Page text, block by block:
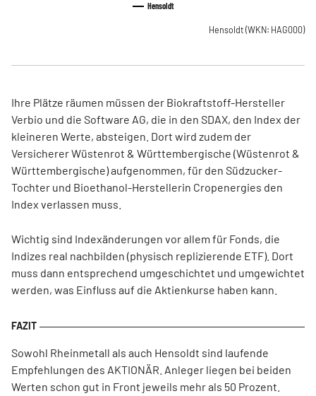
Hensoldt
Hensoldt (WKN: HAG000)
Ihre Plätze räumen müssen der Biokraftstoff-Hersteller
Verbio und die Software AG, die in den SDAX, den Index der
kleineren Werte, absteigen. Dort wird zudem der
Versicherer Wüstenrot & Württembergische (Wüstenrot &
Württembergische) aufgenommen, für den Südzucker-
Tochter und Bioethanol-Herstellerin Cropenergies den
Index verlassen muss.
Wichtig sind Indexänderungen vor allem für Fonds, die
Indizes real nachbilden (physisch replizierende ETF). Dort
muss dann entsprechend umgeschichtet und umgewichtet
werden, was Einfluss auf die Aktienkurse haben kann.
Sowohl Rheinmetall als auch Hensoldt sind laufende
Empfehlungen des AKTIONÄR. Anleger liegen bei beiden
Werten schon gut in Front jeweils mehr als 50 Prozent.